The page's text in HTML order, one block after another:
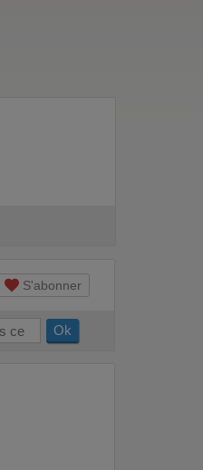
S'abonner